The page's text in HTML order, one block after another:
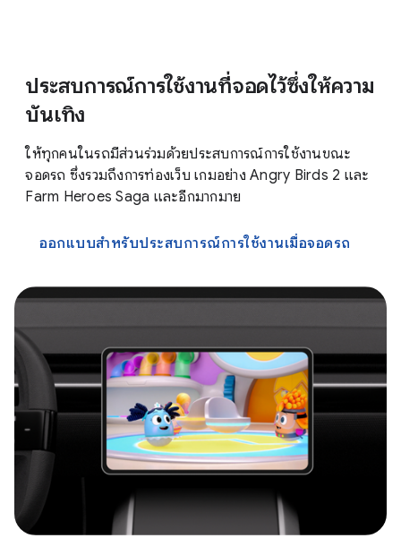
ประสบการณ์การใช้งานที่จอดไว้ซึ่งให้ความ
บันเทิง
ให้ทุกคนในรถมีส่วนร่วมด้วยประสบการณ์การใช้งานขณะ
จอดรถ ซึ่งรวมถึงการท่องเว็บ เกมอย่าง Angry Birds 2 และ
Farm Heroes Saga และอีกมากมาย
ออกแบบสำหรับประสบการณ์การใช้งานเมื่อจอดรถ